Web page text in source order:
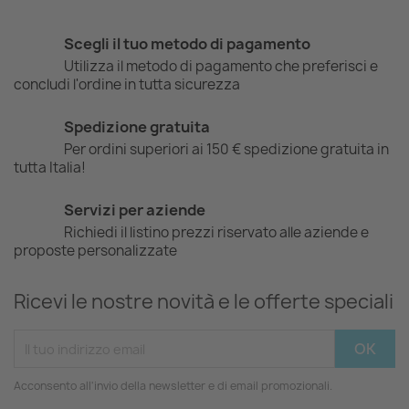
Scegli il tuo metodo di pagamento
Utilizza il metodo di pagamento che preferisci e
concludi l'ordine in tutta sicurezza
Spedizione gratuita
Per ordini superiori ai 150 € spedizione gratuita in
tutta Italia!
Servizi per aziende
Richiedi il listino prezzi riservato alle aziende e
proposte personalizzate
Ricevi le nostre novità e le offerte speciali
Acconsento all'invio della newsletter e di email promozionali.